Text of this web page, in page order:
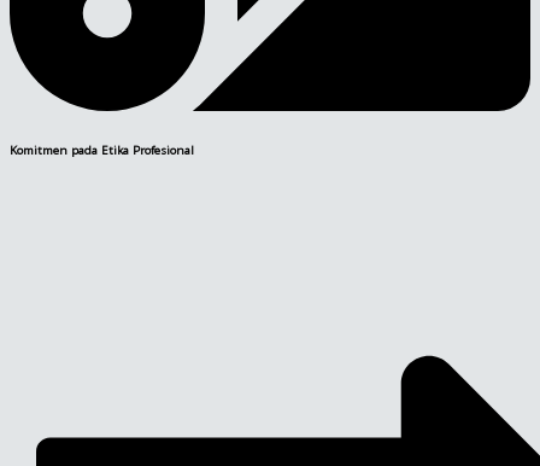
Komitmen pada Etika Profesional